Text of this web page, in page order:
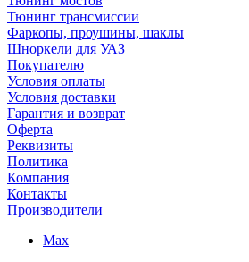
Тюнинг трансмиссии
Фаркопы, проушины, шаклы
Шноркели для УАЗ
Покупателю
Условия оплаты
Условия доставки
Гарантия и возврат
Оферта
Реквизиты
Политика
Компания
Контакты
Производители
Max